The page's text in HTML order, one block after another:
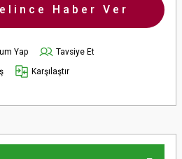
Haber Ver
Yap
Tavsiye Et
Karşılaştır